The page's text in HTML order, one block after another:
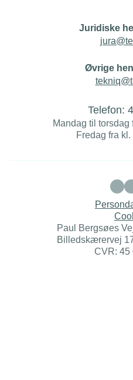
Juridiske
Øvrige
Telefon:
Mandag til torsdag
Fredag fra
Paul Bergsøes
Billedskærervej
CVR: 45